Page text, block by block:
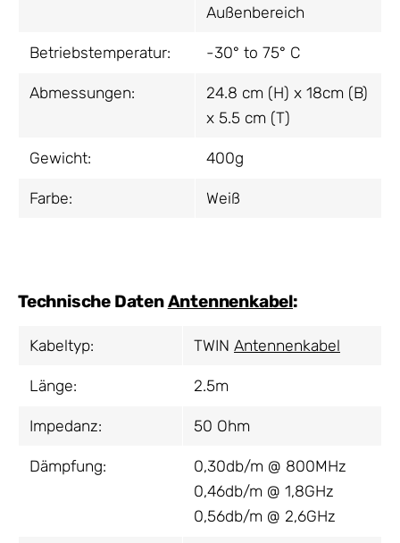
Außenbereich
Betriebstemperatur: -30° to 75° C
Abmessungen:
24.8 cm (H) x 18cm (B)
x 5.5 cm (T)
Gewicht: 400g
Farbe: Weiß
Technische DatenAntennenkabel:
Kabeltyp: TWIN Antennenkabel
Länge: 2.5m
Impedanz: 50 Ohm
Dämpfung:
0,30db/m @ 800MHz
0,46db/m @ 1,8GHz
0,56db/m @ 2,6GHz